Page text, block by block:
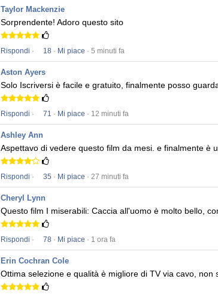
Taylor Mackenzie
Sorprendente! Adoro questo sito
Rispondi · 18 · Mi piace · 5 minuti fa
Aston Ayers
Solo Iscriversi è facile e gratuito, finalmente posso
Rispondi · 71 · Mi piace · 12 minuti fa
Ashley Ann
Aspettavo di vedere questo film da mesi. e finalmente è
Rispondi · 35 · Mi piace · 27 minuti fa
Cheryl Lynn
Questo film I miserabili: Caccia all'uomo è molto bello,
Rispondi · 78 · Mi piace · 1 ora fa
Erin Cochran Cole
Ottima selezione e qualità è migliore di TV via cavo, non